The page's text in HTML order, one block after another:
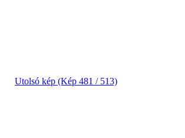
Utolsó kép (Kép 481 / 513)